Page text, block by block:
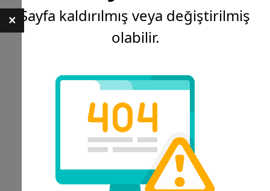
Sayfa kaldırılmış veya değiştirilmiş
olabilir.
×